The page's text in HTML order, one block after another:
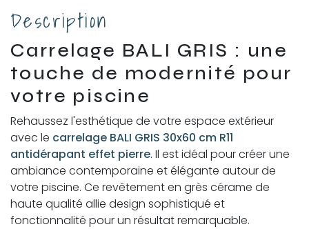
Description
Carrelage BALI GRIS : une
touche de modernité pour
votre piscine
Rehaussez l'esthétique de votre espace extérieur
avec le carrelage BALI GRIS 30x60 cm R11
antidérapant effet pierre. Il est idéal pour créer une
ambiance contemporaine et élégante autour de
votre piscine. Ce revêtement en grès cérame de
haute qualité allie design sophistiqué et
fonctionnalité pour un résultat remarquable.